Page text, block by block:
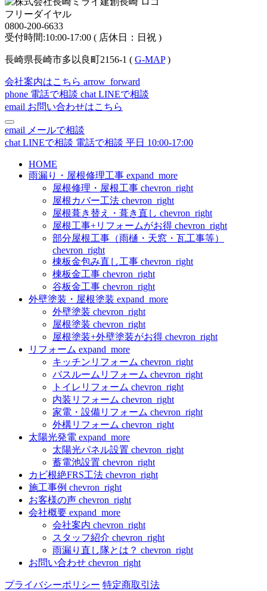
フリーダイヤル
0800-200-6633
受付時間:10:00-17:00 ( 店休日：日祝 )
長崎県長崎市多以良町2156-1 ( G-MAP)
会社案内はこちら arrow_forward
phone 電話で相談 chat LINEで相談
email お問い合わせはこちら
email メールで相談
chat LINEで相談 電話で相談 平日 10:00-17:00
HOME
雨漏り・屋根修理工事 expand_more
屋根修理・屋根工事 chevron_right
屋根カバー工法 chevron_right
屋根葺き替え・葺き直し chevron_right
屋根工事+リフォームがお得 chevron_right
部分屋根工事（雨樋・天窓・瓦工事等）
chevron_right
棟板金包み直し工事 chevron_right
棟板金工事 chevron_right
谷板金工事 chevron_right
外壁塗装・屋根塗装 expand_more
外壁塗装 chevron_right
屋根塗装 chevron_right
屋根塗装+外壁塗装がお得 chevron_right
リフォーム expand_more
キッチンリフォーム chevron_right
バスルームリフォーム chevron_right
トイレリフォーム chevron_right
内装リフォーム chevron_right
家電・設備リフォーム chevron_right
外構リフォーム chevron_right
太陽光発電 expand_more
太陽光パネル設置 chevron_right
蓄電池設置 chevron_right
カビ根絶FRS工法 chevron_right
施工事例 chevron_right
お客様の声 chevron_right
会社概要 expand_more
会社案内 chevron_right
スタッフ紹介 chevron_right
雨漏り直し隊とは？ chevron_right
お問い合わせ chevron_right
プライバシーポリシー 特定商取引法